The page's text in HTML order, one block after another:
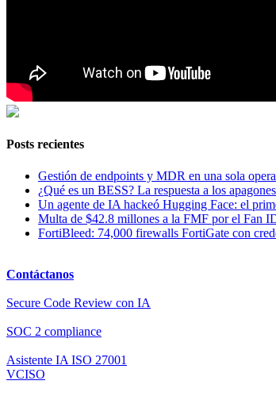
Posts recientes
Gestión de endpoints y MDR en una sola
¿Qué es un BESS? La respuesta a los
Un agente de IA hackeó Hugging Face: el
Multa de $42.8 millones a la FMF por el Fan
FortiBleed: 74,000 firewalls FortiGate con
Contáctanos
Secure Code Review con IA
SOC 2 compliance
Asistente IA ISO 27001
VCISO